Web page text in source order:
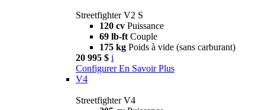
Streetfighter V2 S
120 cv Puissance
69 lb-ft Couple
175 kg Poids à vide (sans carburant)
20 995 $ i
Configurer En Savoir Plus
V4
Streetfighter V4